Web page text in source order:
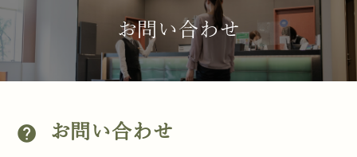
お問い合わせ
help お問い合わせ